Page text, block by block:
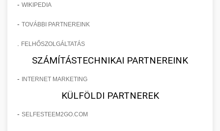
- WIKIPEDIA
- TOVÁBBI PARTNEREINK
FELHŐSZOLGÁLTATÁS
SZÁMÍTÁSTECHNIKAI PARTNEREINK
- INTERNET MARKETING
KÜLFÖLDI PARTNEREK
- SELFESTEEM2GO.COM